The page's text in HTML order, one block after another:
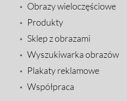
Obrazy wieloczęściowe
Produkty
Sklep z obrazami
Wyszukiwarka obrazów
Plakaty reklamowe
Współpraca